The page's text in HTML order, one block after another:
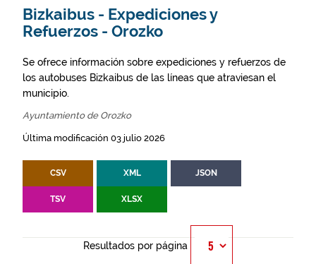
Bizkaibus - Expediciones y
Refuerzos - Orozko
Se ofrece información sobre expediciones y refuerzos de
los autobuses Bizkaibus de las líneas que atraviesan el
municipio.
Ayuntamiento de Orozko
Última modificación 03 julio 2026
CSV XML JSON
TSV XLSX
Resultados por página